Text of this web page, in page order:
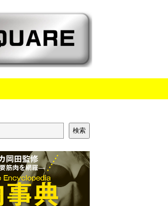
検索